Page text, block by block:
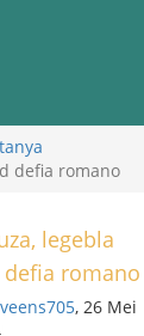
defia romano
legebla
defia romano
veens705, 26 Mei